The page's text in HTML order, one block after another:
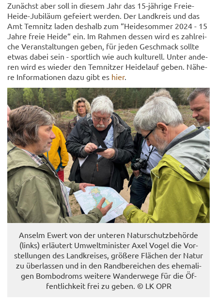
Zu­nächst aber soll in die­sem Jahr das 15-​jährige Freie-​
Heide-Jubiläum ge­fei­ert wer­den. Der Land­kreis und das
Amt Tem­nitz laden des­halb zum “Hei­desom­mer 2024 - 15
Jahre freie Heide“ ein. Im Rah­men des­sen wird es zahl­rei­
che Ver­an­stal­tun­gen geben, für jeden Ge­schmack soll­te
etwas dabei sein - sport­lich wie auch kul­tu­rell. Unter an­de­
ren wird es wie­der den Tem­nit­zer Hei­de­lauf geben. Nä­he­
re In­for­ma­tio­nen dazu gibt es hier.
An­selm Ewert von der un­te­ren Na­tur­schutz­be­hör­de
(links) er­läu­tert Um­welt­mi­nis­ter Axel Vogel die Vor­
stel­lun­gen des Land­krei­ses, grö­ße­re Flä­chen der Natur
zu über­las­sen und in den Rand­be­rei­chen des ehe­ma­li­
gen Bom­bo­droms wei­te­re Wan­der­we­ge für die Öf­
fent­lich­keit frei zu geben. © LK OPR